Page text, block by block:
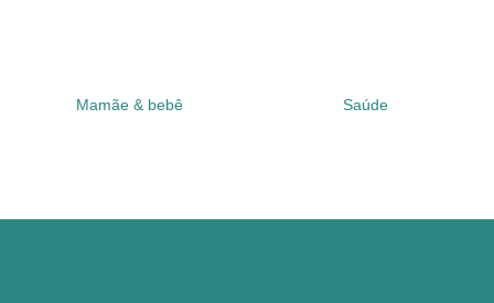
Mamãe & bebê Saúde